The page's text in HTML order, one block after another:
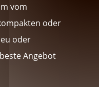
vom
oder
oder
Angebot